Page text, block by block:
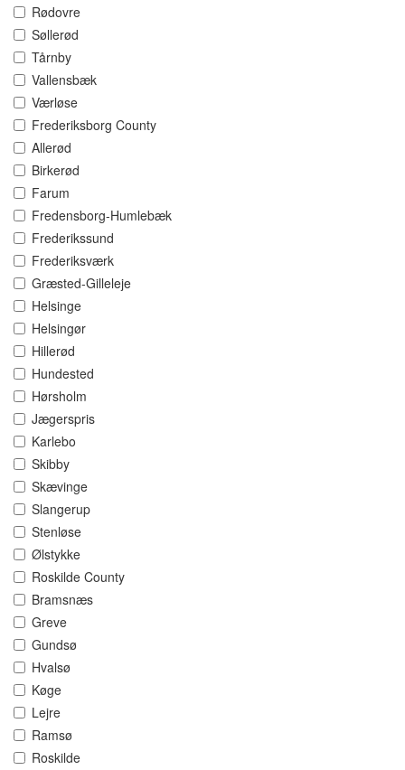
Rødovre
Søllerød
Tårnby
Vallensbæk
Værløse
Frederiksborg County
Allerød
Birkerød
Farum
Fredensborg-Humlebæk
Frederikssund
Frederiksværk
Græsted-Gilleleje
Helsinge
Helsingør
Hillerød
Hundested
Hørsholm
Jægerspris
Karlebo
Skibby
Skævinge
Slangerup
Stenløse
Ølstykke
Roskilde County
Bramsnæs
Greve
Gundsø
Hvalsø
Køge
Lejre
Ramsø
Roskilde